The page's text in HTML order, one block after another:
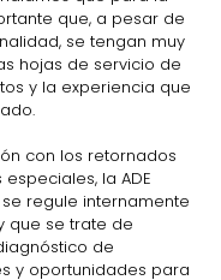
que, a pesar de
se tengan muy
hojas de servicio de
y la experiencia que
con los retornados
la ADE
regule internamente
que se trate de
de
y oportunidades para